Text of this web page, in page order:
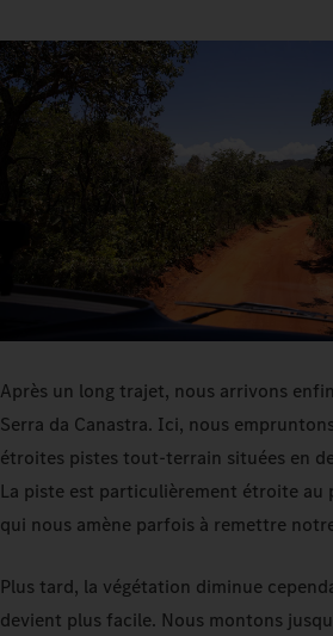
Après un long trajet, nous arrivons
Serra da Canastra. Ici, nous
étroites pistes tout-terrain situées en
La piste est particulièrement étroite au
qui nous amène parfois à remettre
Plus tard, la végétation diminue
devient plus facile. Nous montons